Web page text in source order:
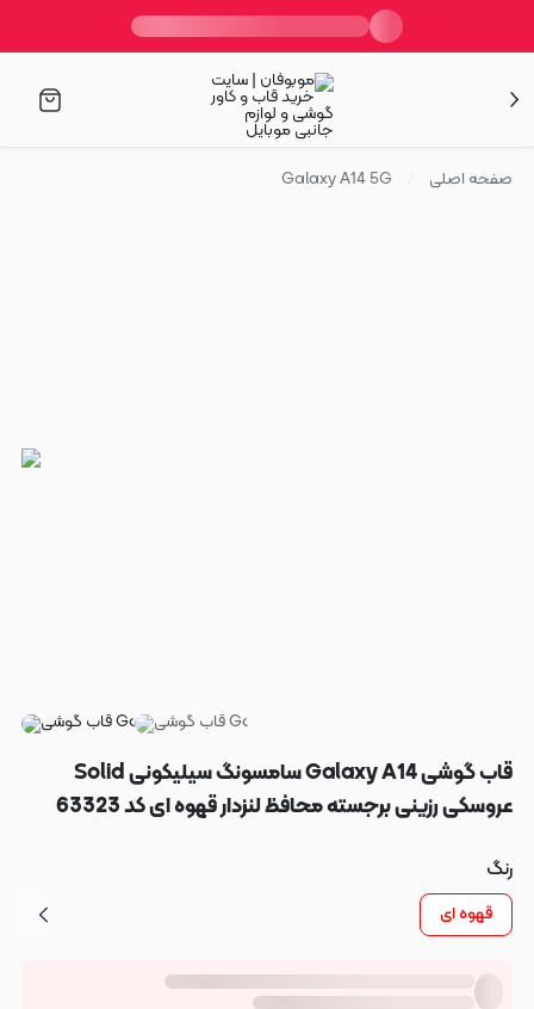
صفحه اصلی Galaxy A14 5G
قاب گوشی Galaxy A14 سامسونگ سیلیکونی Solid
عروسکی رزینی برجسته محافظ لنزدار قهوه ای کد 63323
رنگ
قهوه ای